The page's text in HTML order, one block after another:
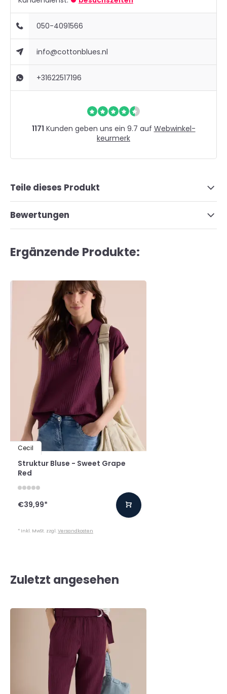
050-4091566
info@cottonblues.nl
+31622517196
1171 Kunden geben uns ein 9.7 auf Webwinkel-
keurmerk
Teile dieses Produkt
Bewertungen
Ergänzende Produkte:
Cecil
Struktur Bluse - Sweet Grape
Red
€39,99*
* Inkl. MwSt. zzgl.Versandkosten
Zuletzt angesehen